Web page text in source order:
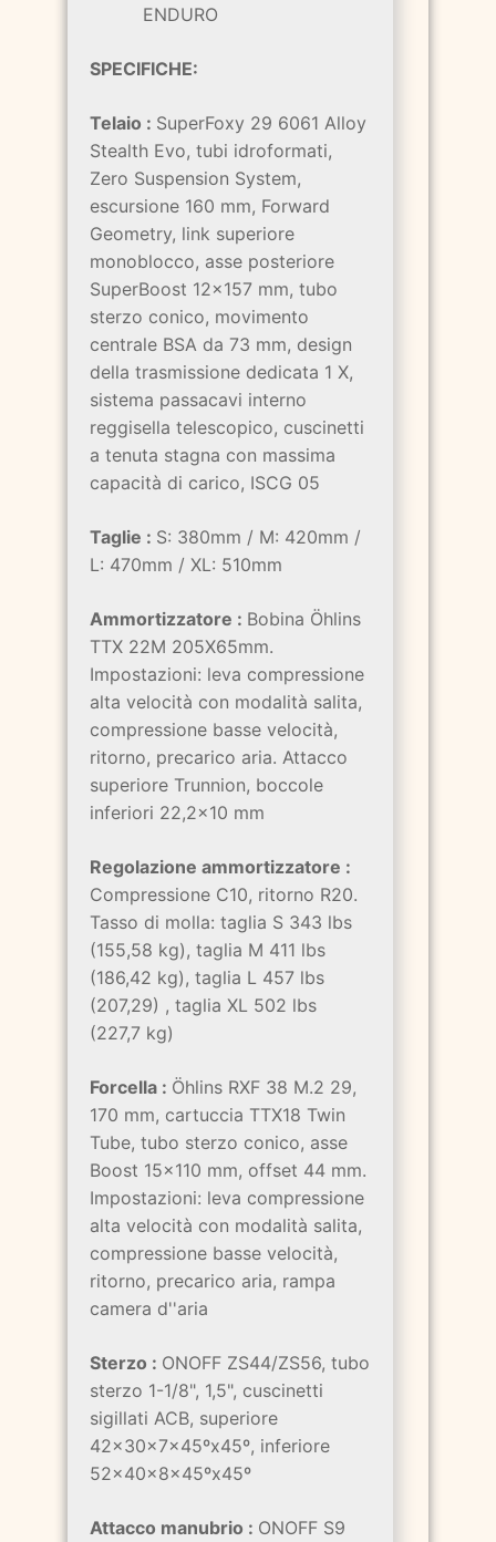
ENDURO
SPECIFICHE:
Telaio : SuperFoxy 29 6061 Alloy
Stealth Evo, tubi idroformati,
Zero Suspension System,
escursione 160 mm, Forward
Geometry, link superiore
monoblocco, asse posteriore
SuperBoost 12x157 mm, tubo
sterzo conico, movimento
centrale BSA da 73 mm, design
della trasmissione dedicata 1 X,
sistema passacavi interno
reggisella telescopico, cuscinetti
a tenuta stagna con massima
capacità di carico, ISCG 05
Taglie : S: 380mm / M: 420mm /
L: 470mm / XL: 510mm
Ammortizzatore : Bobina Öhlins
TTX 22M 205X65mm.
Impostazioni: leva compressione
alta velocità con modalità salita,
compressione basse velocità,
ritorno, precarico aria. Attacco
superiore Trunnion, boccole
inferiori 22,2x10 mm
Regolazione ammortizzatore :
Compressione C10, ritorno R20.
Tasso di molla: taglia S 343 lbs
(155,58 kg), taglia M 411 lbs
(186,42 kg), taglia L 457 lbs
(207,29) , taglia XL 502 lbs
(227,7 kg)
Forcella : Öhlins RXF 38 M.2 29,
170 mm, cartuccia TTX18 Twin
Tube, tubo sterzo conico, asse
Boost 15x110 mm, offset 44 mm.
Impostazioni: leva compressione
alta velocità con modalità salita,
compressione basse velocità,
ritorno, precarico aria, rampa
camera d''aria
Sterzo : ONOFF ZS44/ZS56, tubo
sterzo 1-1/8", 1,5", cuscinetti
sigillati ACB, superiore
42x30x7x45ºx45º, inferiore
52x40x8x45ºx45º
Attacco manubrio : ONOFF S9